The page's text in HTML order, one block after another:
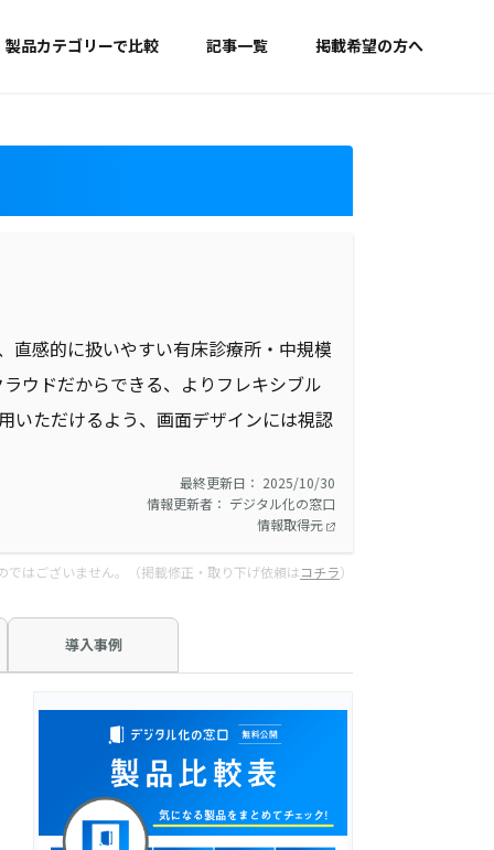
製品カテゴリーで比較 記事一覧 掲載希望の方へ
直感的に扱いやすい有床診療所・中規模
ウドだからできる、よりフレキシブル
いただけるよう、画面デザインには視認
最終更新日： 2025/10/30
情報更新者： デジタル化の窓口
情報取得元
はございません。（掲載修正・取り下げ依頼はコチラ）
導入事例